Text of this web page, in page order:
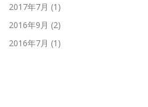
2017年7月 (1)
2016年9月 (2)
2016年7月 (1)